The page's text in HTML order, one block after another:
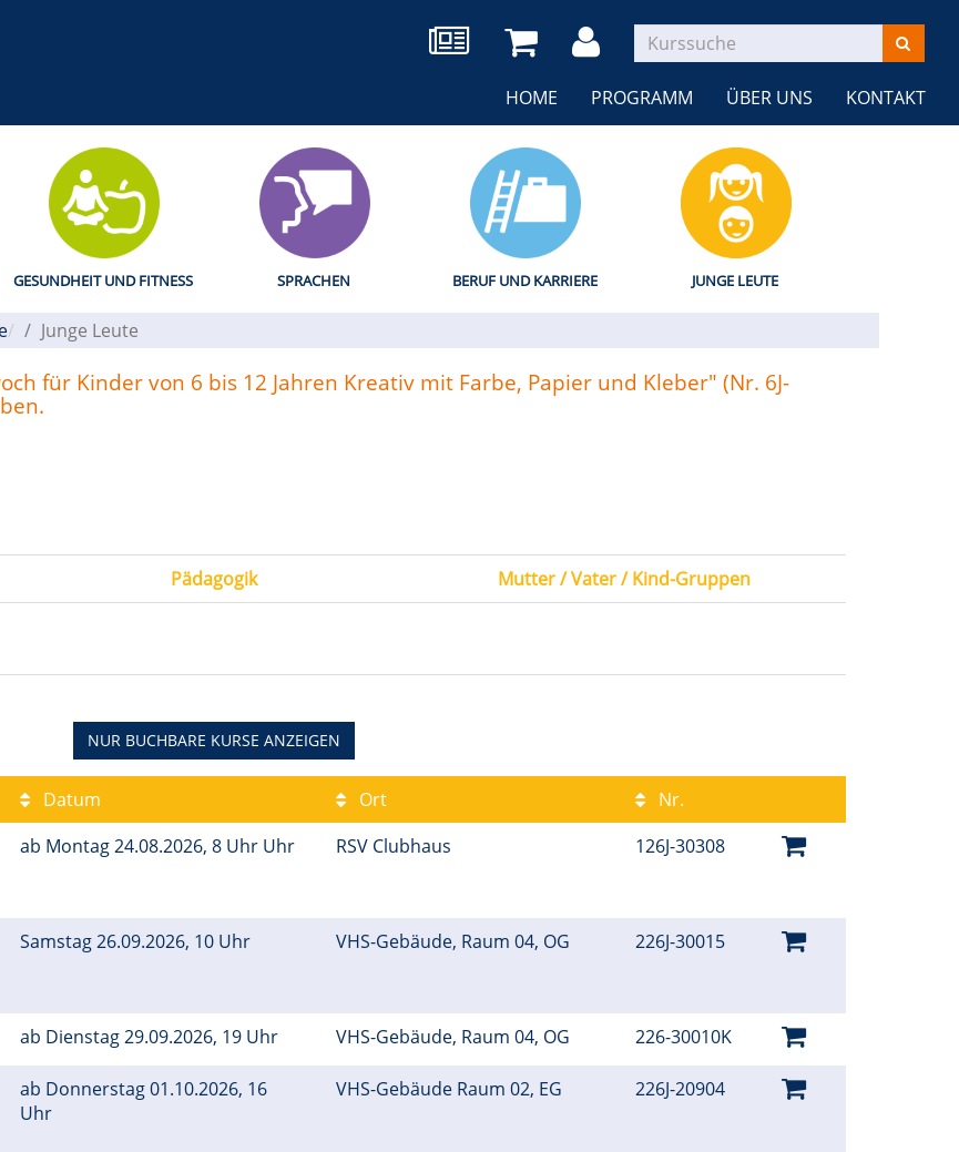
HOME PROGRAMM ÜBER UNS KONTAKT
GESUNDHEIT UND FITNESS SPRACHEN BERUF UND KARRIERE JUNGE LEUTE
Junge Leute
für Kinder von 6 bis 12 Jahren Kreativ mit Farbe, Papier und Kleber" (Nr. 6J-
Pädagogik
Mutter / Vater / Kind-Gruppen
NUR BUCHBARE KURSE ANZEIGEN
Datum Ort
Nr.
ab Montag 24.08.2026, 8 Uhr Uhr RSV Clubhaus 126J-30308
Samstag 26.09.2026, 10 Uhr VHS-Gebäude, Raum 04, OG 226J-30015
ab Dienstag 29.09.2026, 19 Uhr VHS-Gebäude, Raum 04, OG 226-30010K
ab Donnerstag 01.10.2026, 16
Uhr
VHS-Gebäude Raum 02, EG 226J-20904